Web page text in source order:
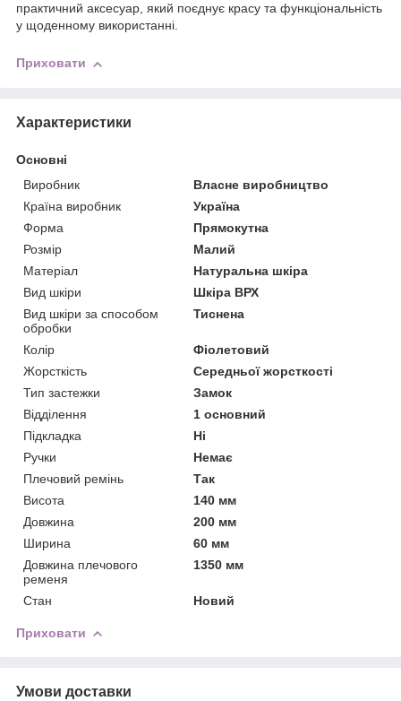
практичний аксесуар, який поєднує красу та функціональність
у щоденному використанні.
Приховати
Характеристики
Основні
Виробник
Власне виробництво
Країна виробник
Україна
Форма
Прямокутна
Розмір
Малий
Матеріал
Натуральна шкіра
Вид шкіри
Шкіра ВРХ
Вид шкіри за способом
обробки
Тиснена
Колір
Фіолетовий
Жорсткість
Середньої жорсткості
Тип застежки
Замок
Відділення
1 основний
Підкладка
Ні
Ручки
Немає
Плечовий ремінь
Так
Висота
140 мм
Довжина
200 мм
Ширина
60 мм
Довжина плечового
ременя
1350 мм
Стан Новий
Приховати
Умови доставки